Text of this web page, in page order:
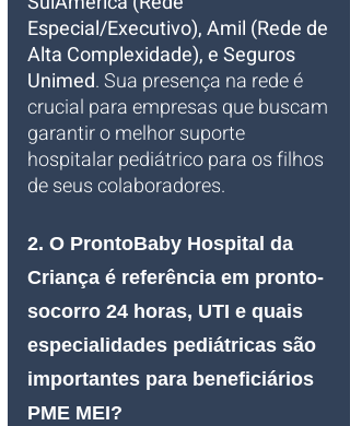
Especial/Executivo), Amil (Rede de
Alta Complexidade), e Seguros
Unimed. Sua presença na rede é
crucial para empresas que buscam
garantir o melhor suporte
hospitalar pediátrico para os filhos
de seus colaboradores.
2. O ProntoBaby Hospital da
Criança é referência em pronto-
socorro 24 horas, UTI e quais
especialidades pediátricas são
importantes para beneficiários
PME MEI?